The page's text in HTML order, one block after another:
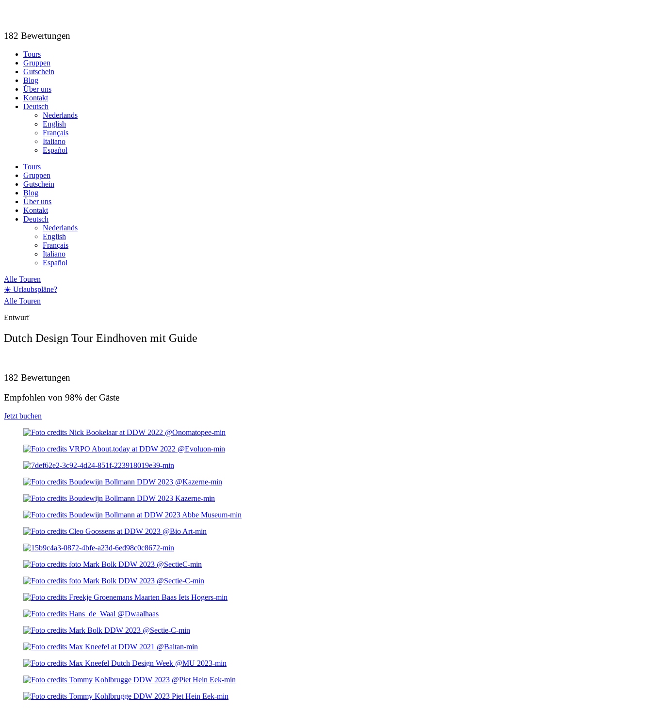
182 Bewertungen
Tours
Gruppen
Gutschein
Blog
Über uns
Kontakt
Deutsch
Nederlands
English
Français
Italiano
Español
Tours
Gruppen
Gutschein
Blog
Über uns
Kontakt
Deutsch
Nederlands
English
Français
Italiano
Español
Alle Touren
☀️ Urlaubspläne?
Alle Touren
Entwurf
Dutch Design Tour Eindhoven mit Guide
182 Bewertungen
Empfohlen von 98% der Gäste
Jetzt buchen